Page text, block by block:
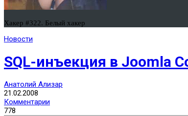
Хакер #322. Белый хакер
Новости
SQL-инъекция в Joomla
Анатолий Ализар
21.02.2008
Комментарии
778